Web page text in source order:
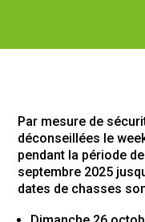
Par mesure de
déconseillées le
pendant la période
septembre 2025
dates de chasses